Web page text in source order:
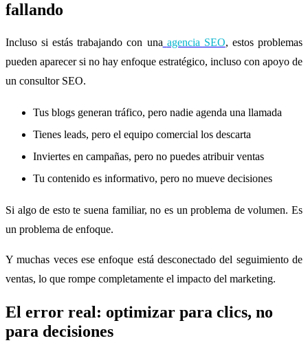
fallando
Incluso si estás trabajando con una agencia SEO, estos problemas
pueden aparecer si no hay enfoque estratégico, incluso con apoyo de
un consultor SEO.
Tus blogs generan tráfico, pero nadie agenda una llamada
Tienes leads, pero el equipo comercial los descarta
Inviertes en campañas, pero no puedes atribuir ventas
Tu contenido es informativo, pero no mueve decisiones
Si algo de esto te suena familiar, no es un problema de volumen. Es
un problema de enfoque.
Y muchas veces ese enfoque está desconectado del seguimiento de
ventas, lo que rompe completamente el impacto del marketing.
El error real: optimizar para clics, no
para decisiones